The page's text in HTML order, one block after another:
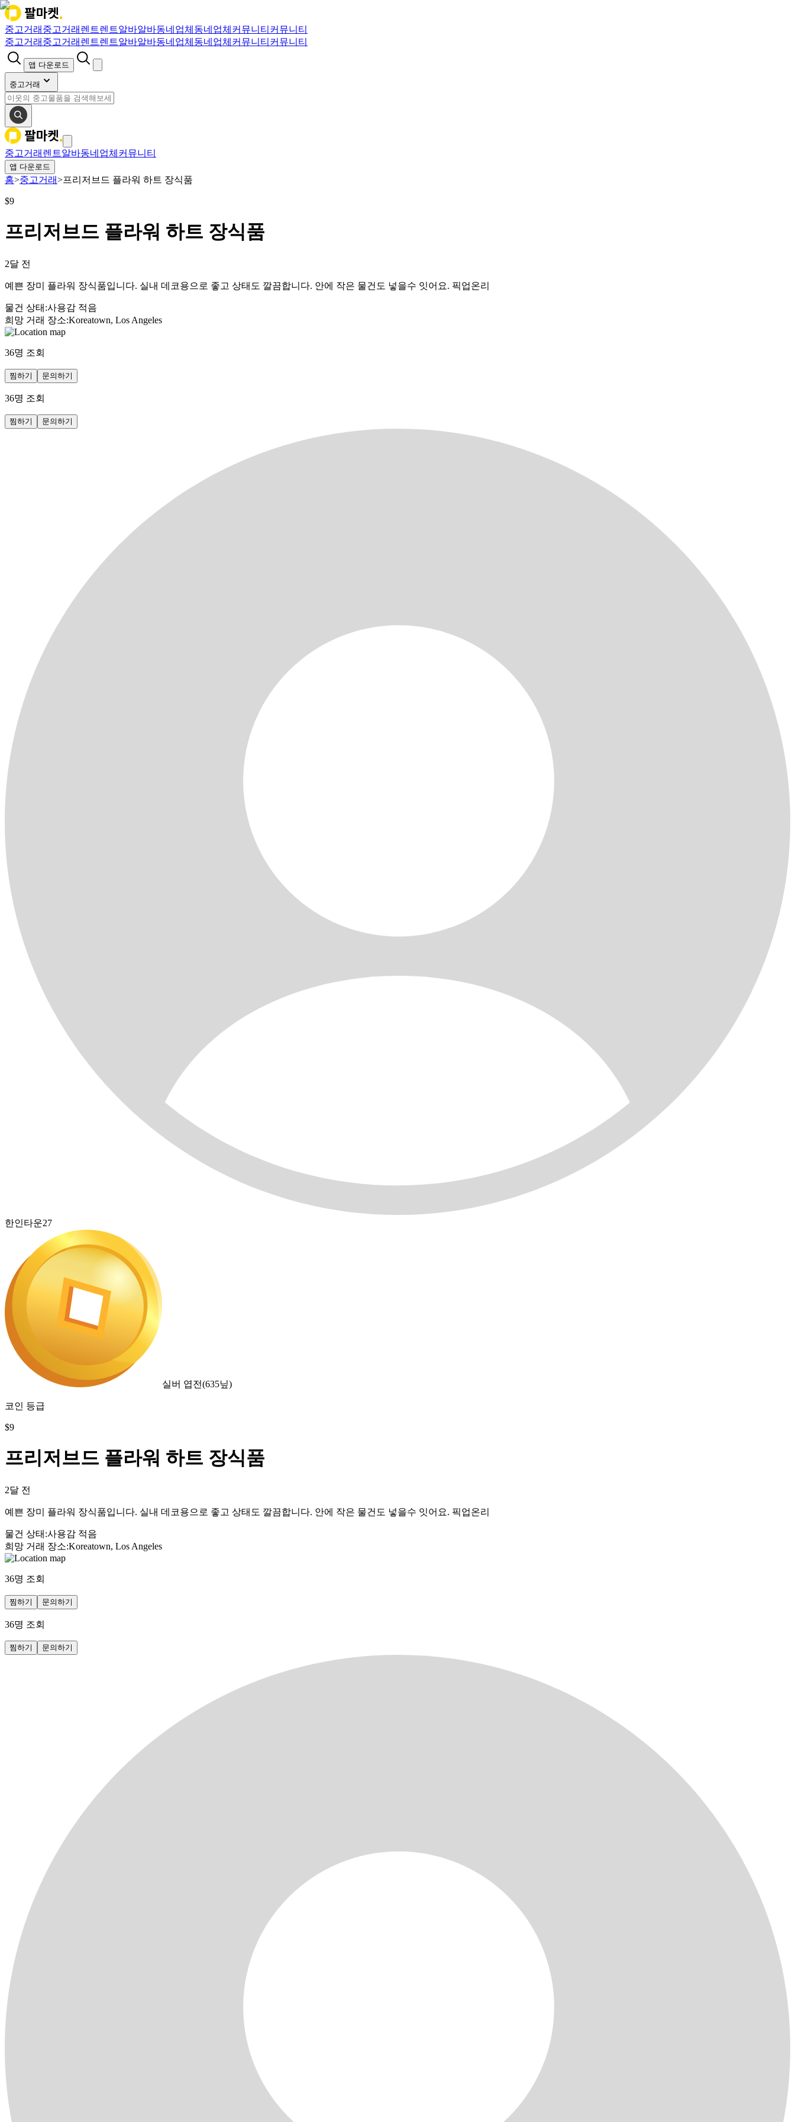
중고거래 중고거래 렌트렌트알바알바동네업체 동네업체 커뮤니티 커뮤니티
중고거래 중고거래 렌트렌트알바알바동네업체 동네업체 커뮤니티 커뮤니티
앱 다운로드
중고거래
중고거래 렌트알바동네업체 커뮤니티
앱 다운로드
홈>중고거래>프리저브드 플라워 하트 장식품
$9
프리저브드 플라워 하트 장식품
2달 전
예쁜 장미 플라워 장식품입니다. 실내 데코용으로 좋고 상태도 깔끔합니다. 안에 작은 물건도 넣을수 잇어요. 픽업온리
물건 상태 :사용감 적음
희망 거래 장소:Koreatown, Los Angeles
36명 조회
찜하기 문의하기
36명 조회
찜하기 문의하기
한인타운27
실버 엽전(635닢)
코인 등급
$9
프리저브드 플라워 하트 장식품
2달 전
예쁜 장미 플라워 장식품입니다. 실내 데코용으로 좋고 상태도 깔끔합니다. 안에 작은 물건도 넣을수 잇어요. 픽업온리
물건 상태 :사용감 적음
희망 거래 장소:Koreatown, Los Angeles
36명 조회
찜하기 문의하기
36명 조회
찜하기 문의하기